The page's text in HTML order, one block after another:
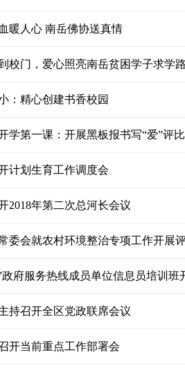
暖人心 南岳佛协送真情
校门，爱心照亮南岳贫困学子求学
：精心创建书香校园
学第一课：开展黑板报书写“爱”评
计划生育工作调度会
2018年第二次总河长会议
委会就农村环境整治专项工作开展
政府服务热线成员单位信息员培训班
持召开全区党政联席会议
开当前重点工作部署会